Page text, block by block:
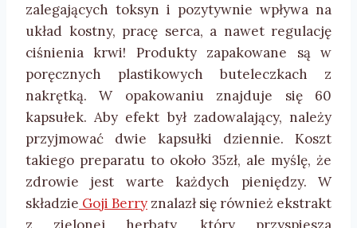
zalegających toksyn i pozytywnie wpływa na
układ kostny, pracę serca, a nawet regulację
ciśnienia krwi! Produkty zapakowane są w
poręcznych plastikowych buteleczkach z
nakrętką. W opakowaniu znajduje się 60
kapsułek. Aby efekt był zadowalający, należy
przyjmować dwie kapsułki dziennie. Koszt
takiego preparatu to około 35zł, ale myślę, że
zdrowie jest warte każdych pieniędzy. W
składzie Goji Berry znalazł się również ekstrakt